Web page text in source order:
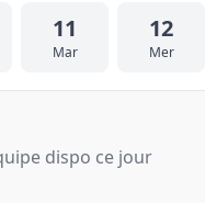
11
Mar
12
Mer
dispo ce jour